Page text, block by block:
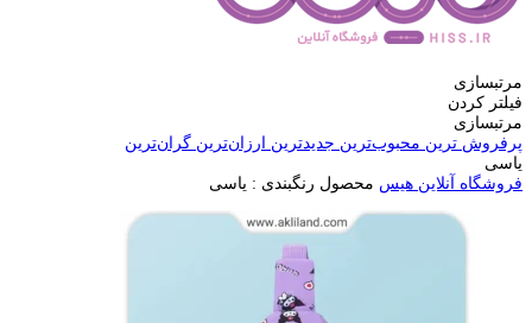
مرتبسازی
فیلتر کردن
مرتبسازی
پرفروش ترین محبوب‌ترین جدیدترین ارزان‌ترین گران‌ترین
یاسی
فروشگاه آنلاین هیس محصول رنگبندی : یاسی